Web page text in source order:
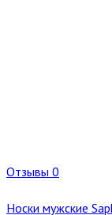
Отзывы 0
Носки мужские